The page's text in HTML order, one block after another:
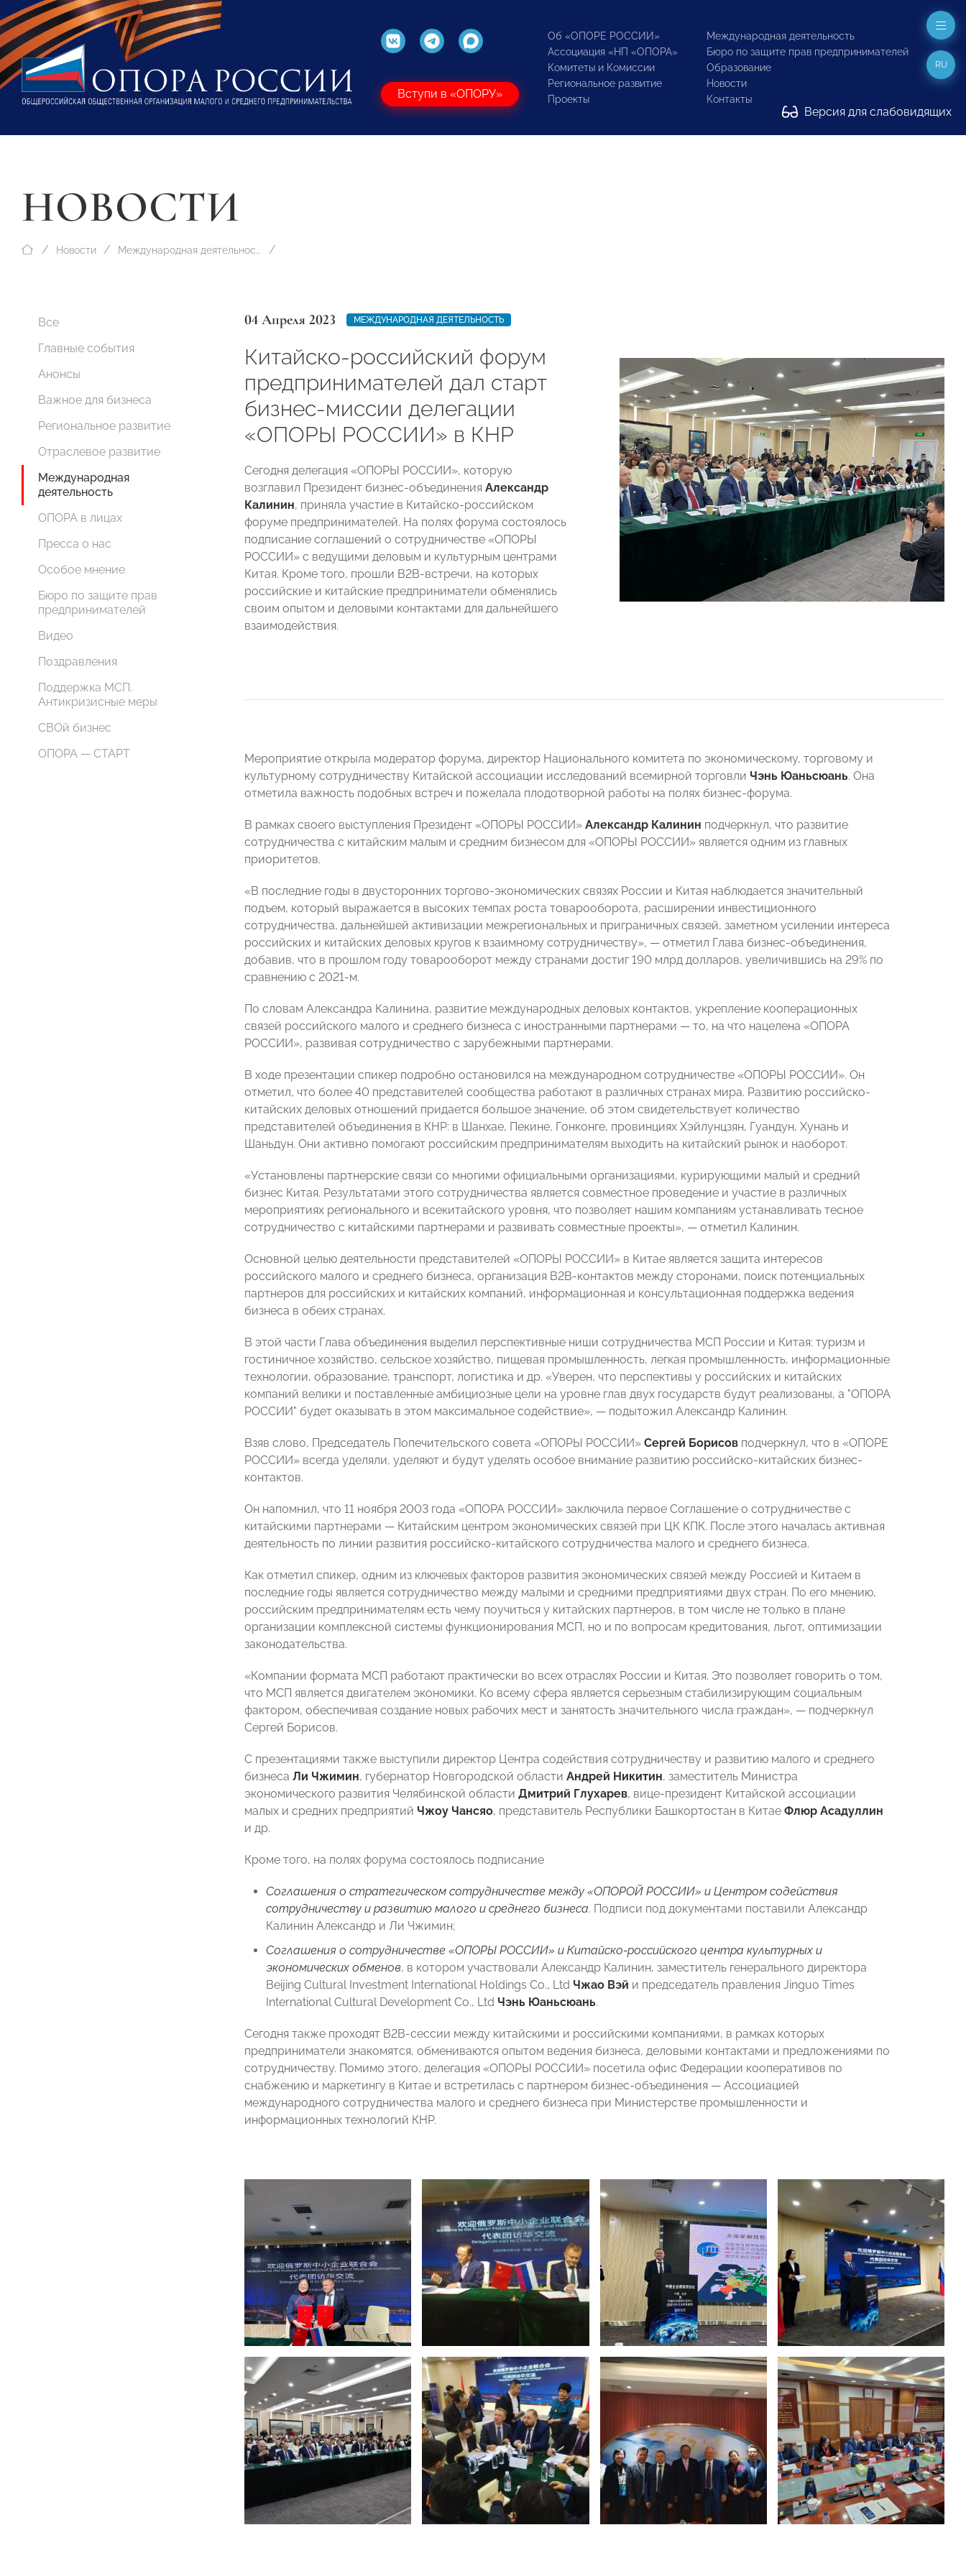
Вступи в «ОПОРУ»
Об «ОПОРЕ РОССИИ»
Ассоциация «НП «ОПОРА»
Комитеты и Комиссии
Региональное развитие
Проекты
Международная деятельность
Бюро по защите прав предпринимателей
Образование
Новости
Контакты
Версия для слабовидящих
RU
НОВОСТИ
Новости Международная деятельность
Все
Главные события
Анонсы
Важное для бизнеса
Региональное развитие
Отраслевое развитие
Международная
деятельность
ОПОРА в лицах
Пресса о нас
Особое мнение
Бюро по защите прав
предпринимателей
Видео
Поздравления
Поддержка МСП.
Антикризисные меры
СВОй бизнес
ОПОРА — СТАРТ
04 Апреля 2023 МЕЖДУНАРОДНАЯ ДЕЯТЕЛЬНОСТЬ
Китайско-российский форум
предпринимателей дал старт
бизнес-миссии делегации
«ОПОРЫ РОССИИ» в КНР
Сегодня делегация «ОПОРЫ РОССИИ», которую
возглавил Президент бизнес-объединения Александр
Калинин, приняла участие в Китайско-российском
форуме предпринимателей. На полях форума состоялось
подписание соглашений о сотрудничестве «ОПОРЫ
РОССИИ» с ведущими деловым и культурным центрами
Китая. Кроме того, прошли В2В-встречи, на которых
российские и китайские предприниматели обменялись
своим опытом и деловыми контактами для дальнейшего
взаимодействия.
Мероприятие открыла модератор форума, директор Национального комитета по экономическому, торговому и
культурному сотрудничеству Китайской ассоциации исследований всемирной торговли Чэнь Юаньсюань. Она
отметила важность подобных встреч и пожелала плодотворной работы на полях бизнес-форума.
В рамках своего выступления Президент «ОПОРЫ РОССИИ» Александр Калинин подчеркнул, что развитие
сотрудничества с китайским малым и средним бизнесом для «ОПОРЫ РОССИИ» является одним из главных
приоритетов.
«В последние годы в двусторонних торгово-экономических связях России и Китая наблюдается значительный
подъем, который выражается в высоких темпах роста товарооборота, расширении инвестиционного
сотрудничества, дальнейшей активизации межрегиональных и приграничных связей, заметном усилении интереса
российских и китайских деловых кругов к взаимному сотрудничеству», — отметил Глава бизнес-объединения,
добавив, что в прошлом году товарооборот между странами достиг 190 млрд долларов, увеличившись на 29% по
сравнению с 2021-м.
По словам Александра Калинина, развитие международных деловых контактов, укрепление кооперационных
связей российского малого и среднего бизнеса с иностранными партнерами — то, на что нацелена «ОПОРА
РОССИИ», развивая сотрудничество с зарубежными партнерами.
В ходе презентации спикер подробно остановился на международном сотрудничестве «ОПОРЫ РОССИИ». Он
отметил, что более 40 представителей сообщества работают в различных странах мира. Развитию российско-
китайских деловых отношений придается большое значение, об этом свидетельствует количество
представителей объединения в КНР: в Шанхае, Пекине, Гонконге, провинциях Хэйлунцзян, Гуандун, Хунань и
Шаньдун. Они активно помогают российским предпринимателям выходить на китайский рынок и наоборот.
«Установлены партнерские связи со многими официальными организациями, курирующими малый и средний
бизнес Китая. Результатами этого сотрудничества является совместное проведение и участие в различных
мероприятиях регионального и всекитайского уровня, что позволяет нашим компаниям устанавливать тесное
сотрудничество с китайскими партнерами и развивать совместные проекты», — отметил Калинин.
Основной целью деятельности представителей «ОПОРЫ РОССИИ» в Китае является защита интересов
российского малого и среднего бизнеса, организация В2В-контактов между сторонами, поиск потенциальных
партнеров для российских и китайских компаний, информационная и консультационная поддержка ведения
бизнеса в обеих странах.
В этой части Глава объединения выделил перспективные ниши сотрудничества МСП России и Китая: туризм и
гостиничное хозяйство, сельское хозяйство, пищевая промышленность, легкая промышленность, информационные
технологии, образование, транспорт, логистика и др. «Уверен, что перспективы у российских и китайских
компаний велики и поставленные амбициозные цели на уровне глав двух государств будут реализованы, а "ОПОРА
РОССИИ" будет оказывать в этом максимальное содействие», — подытожил Александр Калинин.
Взяв слово, Председатель Попечительского совета «ОПОРЫ РОССИИ» Сергей Борисов подчеркнул, что в «ОПОРЕ
РОССИИ» всегда уделяли, уделяют и будут уделять особое внимание развитию российско-китайских бизнес-
контактов.
Он напомнил, что 11 ноября 2003 года «ОПОРА РОССИИ» заключила первое Соглашение о сотрудничестве с
китайскими партнерами — Китайским центром экономических связей при ЦК КПК. После этого началась активная
деятельность по линии развития российско-китайского сотрудничества малого и среднего бизнеса.
Как отметил спикер, одним из ключевых факторов развития экономических связей между Россией и Китаем в
последние годы является сотрудничество между малыми и средними предприятиями двух стран. По его мнению,
российским предпринимателям есть чему поучиться у китайских партнеров, в том числе не только в плане
организации комплексной системы функционирования МСП, но и по вопросам кредитования, льгот, оптимизации
законодательства.
«Компании формата МСП работают практически во всех отраслях России и Китая. Это позволяет говорить о том,
что МСП является двигателем экономики. Ко всему сфера является серьезным стабилизирующим социальным
фактором, обеспечивая создание новых рабочих мест и занятость значительного числа граждан», — подчеркнул
Сергей Борисов.
С презентациями также выступили директор Центра содействия сотрудничеству и развитию малого и среднего
бизнеса Ли Чжимин, губернатор Новгородской области Андрей Никитин, заместитель Министра
экономического развития Челябинской области Дмитрий Глухарев, вице-президент Китайской ассоциации
малых и средних предприятий Чжоу Чансяо, представитель Республики Башкортостан в Китае Флюр Асадуллин
и др.
Кроме того, на полях форума состоялось подписание
Соглашения о стратегическом сотрудничестве между «ОПОРОЙ РОССИИ» и Центром содействия
сотрудничеству и развитию малого и среднего бизнеса. Подписи под документами поставили Александр
Калинин Александр и Ли Чжимин;
Соглашения о сотрудничестве «ОПОРЫ РОССИИ» и Китайско-российского центра культурных и
экономических обменов, в котором участвовали Александр Калинин, заместитель генерального директора
Beijing Cultural Investment International Holdings Co., Ltd Чжао Вэй и председатель правления Jinguo Times
International Cultural Development Co., Ltd Чэнь Юаньсюань.
Сегодня также проходят В2В-сессии между китайскими и российскими компаниями, в рамках которых
предприниматели знакомятся, обмениваются опытом ведения бизнеса, деловыми контактами и предложениями по
сотрудничеству. Помимо этого, делегация «ОПОРЫ РОССИИ» посетила офис Федерации кооперативов по
снабжению и маркетингу в Китае и встретилась с партнером бизнес-объединения — Ассоциацией
международного сотрудничества малого и среднего бизнеса при Министерстве промышленности и
информационных технологий КНР.